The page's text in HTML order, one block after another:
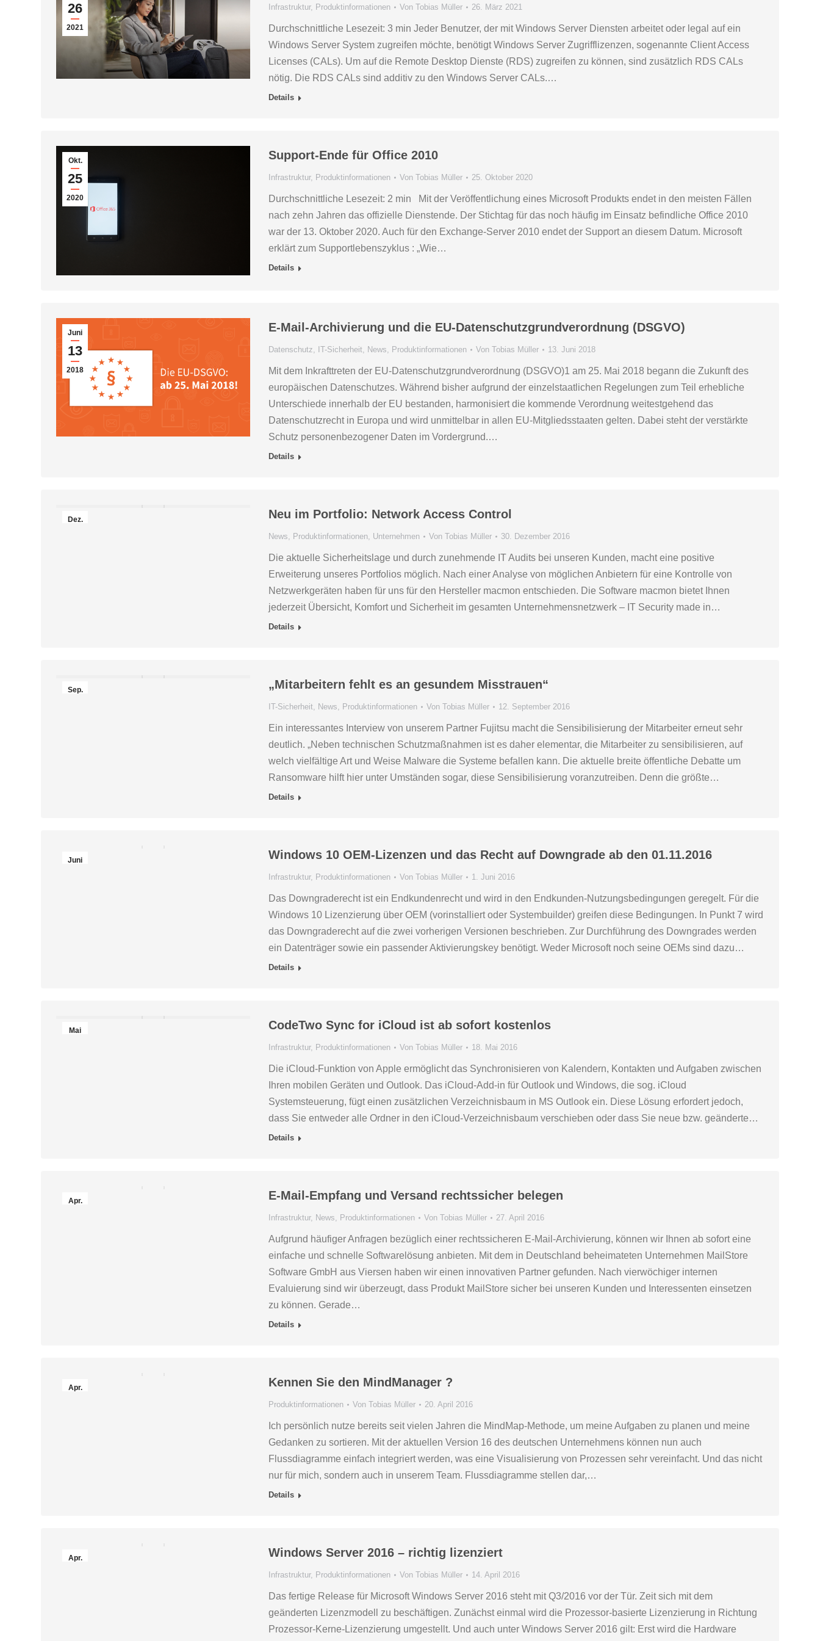
26
2021
Infrastruktur, Produktinformationen Von Tobias Müller 26. März 2021
Durchschnittliche Lesezeit: 3 min Jeder Benutzer, der mit Windows Server Diensten arbeitet oder legal auf ein
Windows Server System zugreifen möchte, benötigt Windows Server Zugrifflizenzen, sogenannte Client Access
Licenses (CALs). Um auf die Remote Desktop Dienste (RDS) zugreifen zu können, sind zusätzlich RDS CALs
nötig. Die RDS CALs sind additiv zu den Windows Server CALs.…
Details
Okt.
25
2020
Support-Ende für Office 2010
Infrastruktur, Produktinformationen Von Tobias Müller 25. Oktober 2020
Durchschnittliche Lesezeit: 2 min Mit der Veröffentlichung eines Microsoft Produkts endet in den meisten Fällen
nach zehn Jahren das offizielle Dienstende. Der Stichtag für das noch häufig im Einsatz befindliche Office 2010
war der 13. Oktober 2020. Auch für den Exchange-Server 2010 endet der Support an diesem Datum. Microsoft
erklärt zum Supportlebenszyklus : „Wie…
Details
Juni
13
2018
E-Mail-Archivierung und die EU-Datenschutzgrundverordnung (DSGVO)
Datenschutz, IT-Sicherheit, News, Produktinformationen Von Tobias Müller 13. Juni 2018
Mit dem Inkrafttreten der EU-Datenschutzgrundverordnung (DSGVO)1 am 25. Mai 2018 begann die Zukunft des
europäischen Datenschutzes. Während bisher aufgrund der einzelstaatlichen Regelungen zum Teil erhebliche
Unterschiede innerhalb der EU bestanden, harmonisiert die kommende Verordnung weitestgehend das
Datenschutzrecht in Europa und wird unmittelbar in allen EU-Mitgliedsstaaten gelten. Dabei steht der verstärkte
Schutz personenbezogener Daten im Vordergrund.…
Details
Dez. Neu im Portfolio: Network Access Control
News, Produktinformationen, Unternehmen Von Tobias Müller 30. Dezember 2016
Die aktuelle Sicherheitslage und durch zunehmende IT Audits bei unseren Kunden, macht eine positive
Erweiterung unseres Portfolios möglich. Nach einer Analyse von möglichen Anbietern für eine Kontrolle von
Netzwerkgeräten haben für uns für den Hersteller macmon entschieden. Die Software macmon bietet Ihnen
jederzeit Übersicht, Komfort und Sicherheit im gesamten Unternehmensnetzwerk – IT Security made in…
Details
Sep. „Mitarbeitern fehlt es an gesundem Misstrauen“
IT-Sicherheit, News, Produktinformationen Von Tobias Müller 12. September 2016
Ein interessantes Interview von unserem Partner Fujitsu macht die Sensibilisierung der Mitarbeiter erneut sehr
deutlich. „Neben technischen Schutzmaßnahmen ist es daher elementar, die Mitarbeiter zu sensibilisieren, auf
welch vielfältige Art und Weise Malware die Systeme befallen kann. Die aktuelle breite öffentliche Debatte um
Ransomware hilft hier unter Umständen sogar, diese Sensibilisierung voranzutreiben. Denn die größte…
Details
Juni Windows 10 OEM-Lizenzen und das Recht auf Downgrade ab den 01.11.2016
Infrastruktur, Produktinformationen Von Tobias Müller 1. Juni 2016
Das Downgraderecht ist ein Endkundenrecht und wird in den Endkunden-Nutzungsbedingungen geregelt. Für die
Windows 10 Lizenzierung über OEM (vorinstalliert oder Systembuilder) greifen diese Bedingungen. In Punkt 7 wird
das Downgraderecht auf die zwei vorherigen Versionen beschrieben. Zur Durchführung des Downgrades werden
ein Datenträger sowie ein passender Aktivierungskey benötigt. Weder Microsoft noch seine OEMs sind dazu…
Details
Mai CodeTwo Sync for iCloud ist ab sofort kostenlos
Infrastruktur, Produktinformationen Von Tobias Müller 18. Mai 2016
Die iCloud-Funktion von Apple ermöglicht das Synchronisieren von Kalendern, Kontakten und Aufgaben zwischen
Ihren mobilen Geräten und Outlook. Das iCloud-Add-in für Outlook und Windows, die sog. iCloud
Systemsteuerung, fügt einen zusätzlichen Verzeichnisbaum in MS Outlook ein. Diese Lösung erfordert jedoch,
dass Sie entweder alle Ordner in den iCloud-Verzeichnisbaum verschieben oder dass Sie neue bzw. geänderte…
Details
Apr. E-Mail-Empfang und Versand rechtssicher belegen
Infrastruktur, News, Produktinformationen Von Tobias Müller 27. April 2016
Aufgrund häufiger Anfragen bezüglich einer rechtssicheren E-Mail-Archivierung, können wir Ihnen ab sofort eine
einfache und schnelle Softwarelösung anbieten. Mit dem in Deutschland beheimateten Unternehmen MailStore
Software GmbH aus Viersen haben wir einen innovativen Partner gefunden. Nach vierwöchiger internen
Evaluierung sind wir überzeugt, dass Produkt MailStore sicher bei unseren Kunden und Interessenten einsetzen
zu können. Gerade…
Details
Apr. Kennen Sie den MindManager ?
Produktinformationen Von Tobias Müller 20. April 2016
Ich persönlich nutze bereits seit vielen Jahren die MindMap-Methode, um meine Aufgaben zu planen und meine
Gedanken zu sortieren. Mit der aktuellen Version 16 des deutschen Unternehmens können nun auch
Flussdiagramme einfach integriert werden, was eine Visualisierung von Prozessen sehr vereinfacht. Und das nicht
nur für mich, sondern auch in unserem Team. Flussdiagramme stellen dar,…
Details
Apr. Windows Server 2016 – richtig lizenziert
Infrastruktur, Produktinformationen Von Tobias Müller 14. April 2016
Das fertige Release für Microsoft Windows Server 2016 steht mit Q3/2016 vor der Tür. Zeit sich mit dem
geänderten Lizenzmodell zu beschäftigen. Zunächst einmal wird die Prozessor-basierte Lizenzierung in Richtung
Prozessor-Kerne-Lizenzierung umgestellt. Und auch unter Windows Server 2016 gilt: Erst wird die Hardware